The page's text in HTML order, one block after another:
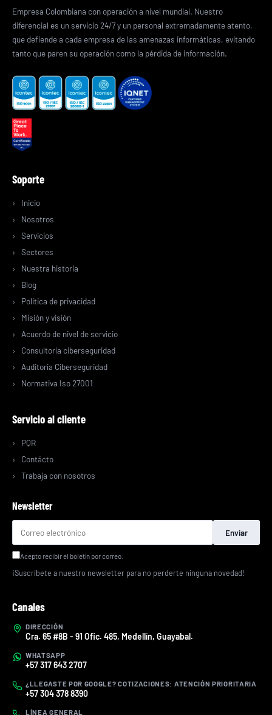
Empresa Colombiana con operación a nivel mundial. Nuestro
diferencial es un servicio 24/7 y un personal extremadamente atento,
que defiende a cada empresa de las amenazas informáticas, evitando
tanto que paren su operación como la pérdida de información.
Soporte
Inicio
Nosotros
Servicios
Sectores
Nuestra historia
Blog
Politica de privacidad
Misión y visión
Acuerdo de nivel de servicio
Consultoría ciberseguridad
Auditoría Ciberseguridad
Normativa Iso 27001
Servicio al cliente
PQR
Contácto
Trabaja con nosotros
Newsletter
Enviar
Acepto recibir el boletín por correo.
¡Suscríbete a nuestro newsletter para no perderte ninguna novedad!
Canales
DIRECCIÓN
Cra. 65 #8B - 91 Ofic. 485, Medellín, Guayabal.
WHATSAPP
+57 317 643 2707
¿LLEGASTE POR GOOGLE? COTIZACIONES: ATENCIÓN PRIORITARIA
+57 304 378 8390
LÍNEA GENERAL